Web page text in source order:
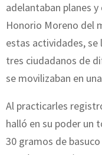
adelantaban planes
Honorio Moreno del
estas actividades,
tres ciudadanos de
se movilizaban en
Al practicarles
halló en su poder un
30 gramos de